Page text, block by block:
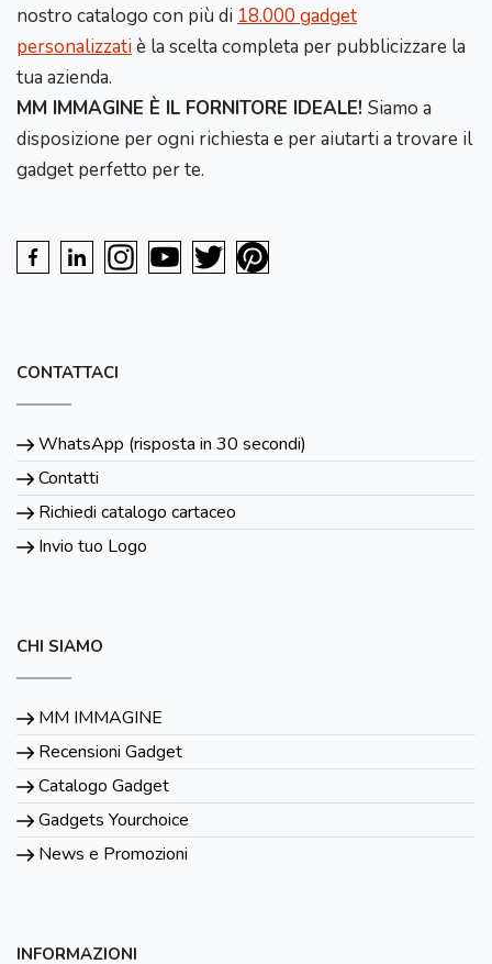
nostro catalogo con più di 18.000 gadget
personalizzatiè la scelta completa per pubblicizzare la
tua azienda.
MM IMMAGINE È IL FORNITORE IDEALE! Siamo a
disposizione per ogni richiesta e per aiutarti a trovare il
gadget perfetto per te.
CONTATTACI
WhatsApp (risposta in 30 secondi)
Contatti
Richiedi catalogo cartaceo
Invio tuo Logo
CHI SIAMO
MM IMMAGINE
Recensioni Gadget
Catalogo Gadget
Gadgets Yourchoice
News e Promozioni
INFORMAZIONI